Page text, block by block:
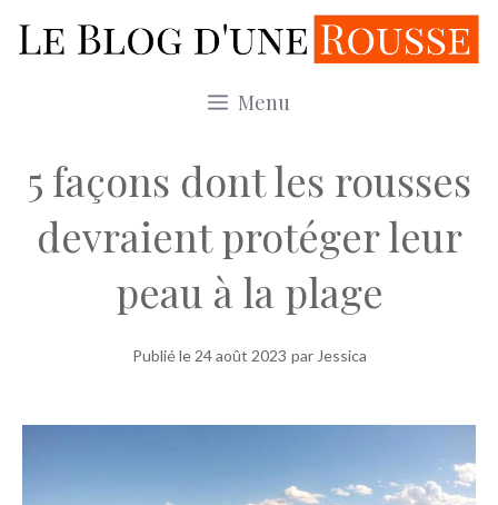
au
Menu
5 façons dont les rousses
devraient protéger leur
peau à la plage
Publié le 24 août 2023 par Jessica